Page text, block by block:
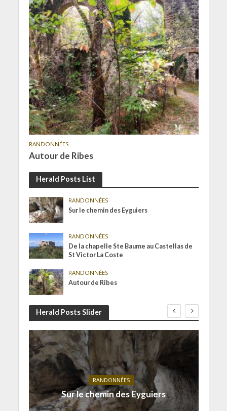
RANDONNÉES
Autour de Ribes
Herald Posts List
RANDONNÉES
Sur le chemin des Eyguiers
RANDONNÉES
De la chapelle Ste Baume au Castellas de
St Victor La Coste
RANDONNÉES
Autour de Ribes
Herald Posts Slider
RANDONNÉES
Sur le chemin des Eyguiers